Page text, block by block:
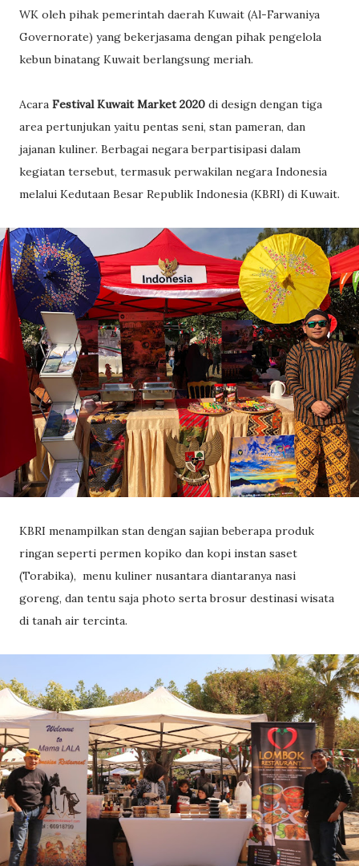
WK oleh pihak pemerintah daerah Kuwait (Al-Farwaniya
Governorate) yang bekerjasama dengan pihak pengelola
kebun binatang Kuwait berlangsung meriah.
Acara Festival Kuwait Market 2020 di design dengan tiga
area pertunjukan yaitu pentas seni, stan pameran, dan
jajanan kuliner. Berbagai negara berpartisipasi dalam
kegiatan tersebut, termasuk perwakilan negara Indonesia
melalui Kedutaan Besar Republik Indonesia (KBRI) di Kuwait.
KBRI menampilkan stan dengan sajian beberapa produk
ringan seperti permen kopiko dan kopi instan saset
(Torabika), menu kuliner nusantara diantaranya nasi
goreng, dan tentu saja photo serta brosur destinasi wisata
di tanah air tercinta.